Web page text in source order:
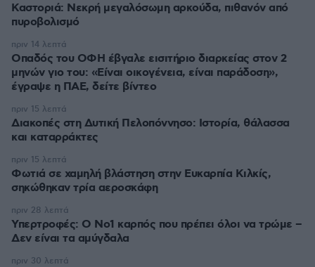
Καστοριά: Νεκρή μεγαλόσωμη αρκούδα, πιθανόν από
πυροβολισμό
Οπαδός του ΟΦΗ έβγαλε εισιτήριο διαρκείας στον 2
μηνών γιο του: «Είναι οικογένεια, είναι παράδοση»,
έγραψε η ΠΑΕ, δείτε βίντεο
πριν 14 λεπτά
Διακοπές στη Δυτική Πελοπόννησο: Ιστορία, θάλασσα
και καταρράκτες
πριν 15 λεπτά
Φωτιά σε χαμηλή βλάστηση στην Ευκαρπία Κιλκίς,
σηκώθηκαν τρία αεροσκάφη
πριν 15 λεπτά
Υπερτροφές: Ο Νο1 καρπός που πρέπει όλοι να τρώμε –
Δεν είναι τα αμύγδαλα
πριν 28 λεπτά
πριν 30 λεπτά